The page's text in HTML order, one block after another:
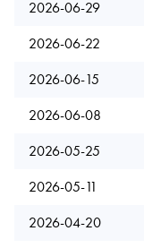
2026-06-29
2026-06-22
2026-06-15
2026-06-08
2026-05-25
2026-05-11
2026-04-20